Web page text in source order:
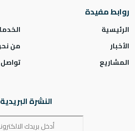
روابط مفيدة
الرئيسية
الأخبار
المشاريع
الخدمات
من نحن
تواصل
النشرة البريدية